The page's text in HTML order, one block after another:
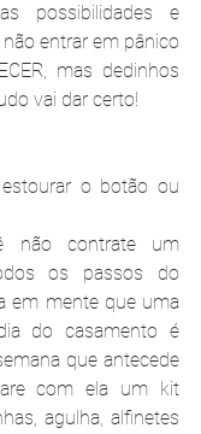
possibilidades e
entrar em pânico
mas dedinhos
vai dar certo!
o botão ou
não contrate um
os passos do
em mente que uma
do casamento é
que antecede
com ela um kit
agulha, alfinetes